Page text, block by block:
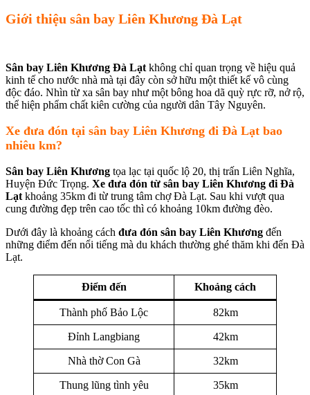
Giới thiệu sân bay Liên Khương Đà Lạt
Sân bay Liên Khương Đà Lạtkhông chỉ quan trọng về hiệu quả
kinh tế cho nước nhà mà tại đây còn sở hữu một thiết kế vô cùng
độc đáo. Nhìn từ xa sân bay như một bông hoa dã quỳ rực rỡ, nở rộ,
thể hiện phẩm chất kiên cường của người dân Tây Nguyên.
Xe đưa đón tại sân bay Liên Khương đi Đà Lạt bao
nhiêu km?
Sân bay Liên Khương tọa lạc tại quốc lộ 20, thị trấn Liên Nghĩa,
Huyện Đức Trọng. Xe đưa đón từ sân bay Liên Khương đi Đà
Lạtkhoảng 35km đi từ trung tâm chợ Đà Lạt. Sau khi vượt qua
cung đường đẹp trên cao tốc thì có khoảng 10km đường đèo.
Dưới đây là khoảng cách đưa đón sân bay Liên Khương đến
những điểm đến nổi tiếng mà du khách thường ghé thăm khi đến Đà
Lạt.
Điểm đến Khoảng cách
Thành phố Bảo Lộc 82km
Đỉnh Langbiang 42km
Nhà thờ Con Gà 32km
Thung lũng tình yêu 35km